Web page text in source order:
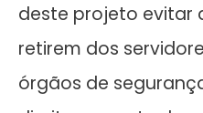
deste projeto evitar
retirem dos
órgãos de